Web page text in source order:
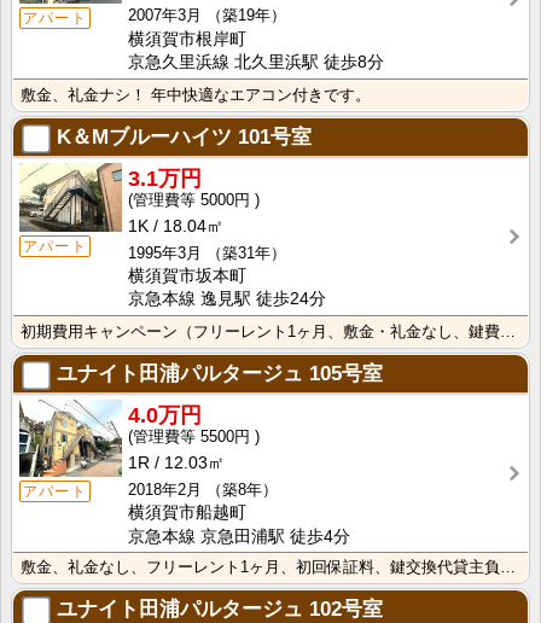
アパート
2007年3月
（築19年）
横須賀市根岸町
京急久里浜線 北久里浜駅 徒歩8分
敷金、礼金ナシ！ 年中快適なエアコン付きです。
K＆Mブルーハイツ 101号室
アパート
3.1万円
5000円
1K
18.04㎡
1995年3月
（築31年）
横須賀市坂本町
京急本線 逸見駅 徒歩24分
ユナイト田浦パルタージュ 105号室
アパート
4.0万円
5500円
1R
12.03㎡
2018年2月
（築8年）
横須賀市船越町
京急本線 京急田浦駅 徒歩4分
敷金、礼金なし、フリーレント1ヶ月、初回保証料、鍵交換代貸主負担で初期費用がぐんと抑えられます。 便･･･
ユナイト田浦パルタージュ 102号室